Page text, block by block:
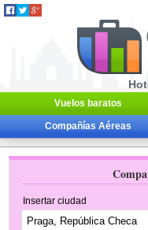
Vuelos baratos
Compañías Aéreas
Insertar ciudad